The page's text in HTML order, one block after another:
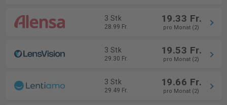
3 Stk
28.99 Fr.
19.33 Fr.
pro Monat (2)
3 Stk
29.30 Fr.
19.53 Fr.
pro Monat (2)
3 Stk
29.49 Fr.
19.66 Fr.
pro Monat (2)